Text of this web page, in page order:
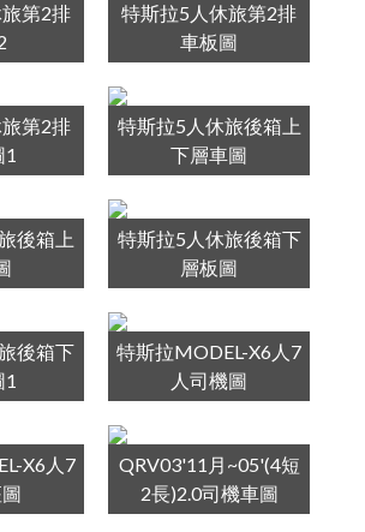
第2排
特斯拉5人休旅第2排
車板圖
第2排
1
特斯拉5人休旅後箱上
下層車圖
後箱上
特斯拉5人休旅後箱下
層板圖
後箱下
1
特斯拉MODEL-X6人7
人司機圖
X6人7
QRV03'11月~05'(4短
2長)2.0司機車圖